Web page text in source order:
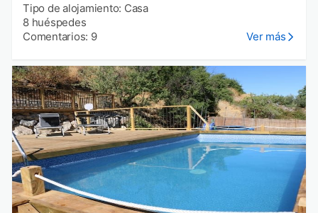
Tipo de alojamiento: Casa
8 huéspedes
Comentarios: 9
Ver más